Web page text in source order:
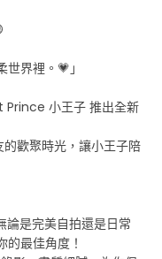
界裡。💗」
Prince 小王子 推出全新
歡聚時光，讓小王子陪
論是完美自拍還是日常
最佳角度！